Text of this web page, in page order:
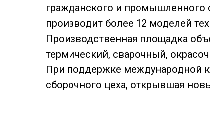
гражданского и промышленного
производит более 12 моделей
Производственная площадка
термический, сварочный,
При поддержке международной
сборочного цеха, открывшая